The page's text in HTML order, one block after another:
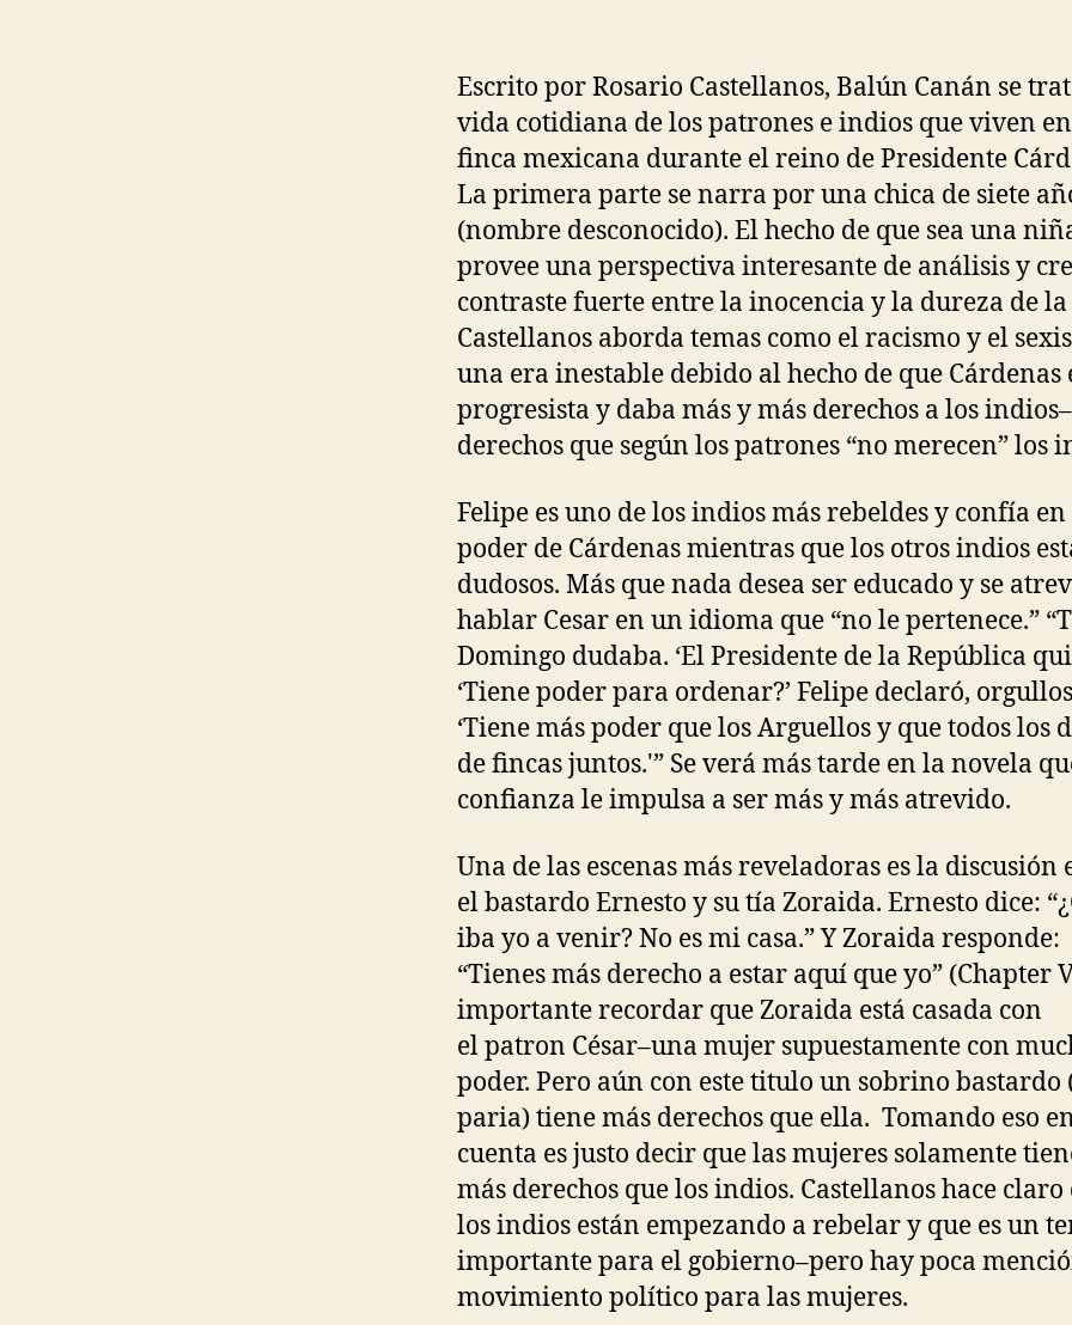
Escrito por Rosario Castellanos, Balún Canán se
vida cotidiana de los patrones e indios que viven
finca mexicana durante el reino de Presidente
La primera parte se narra por una chica de siete
(nombre desconocido). El hecho de que sea una
provee una perspectiva interesante de análisis y
contraste fuerte entre la inocencia y la dureza de
Castellanos aborda temas como el racismo y el
una era inestable debido al hecho de que Cárdenas
progresista y daba más y más derechos a los indios–
derechos que según los patrones “no merecen” los
Felipe es uno de los indios más rebeldes y confía en
poder de Cárdenas mientras que los otros indios
dudosos. Más que nada desea ser educado y se
hablar Cesar en un idioma que “no le pertenece.”
Domingo dudaba. ‘El Presidente de la República
‘Tiene poder para ordenar?’ Felipe declaró,
‘Tiene más poder que los Arguellos y que todos los
de fincas juntos.'” Se verá más tarde en la novela
confianza le impulsa a ser más y más atrevido.
Una de las escenas más reveladoras es la discusión
el bastardo Ernesto y su tía Zoraida. Ernesto dice:
iba yo a venir? No es mi casa.” Y Zoraida responde:
“Tienes más derecho a estar aquí que yo” (Chapter
importante recordar que Zoraida está casada con
el patron César–una mujer supuestamente con
poder. Pero aún con este titulo un sobrino bastardo
paria) tiene más derechos que ella. Tomando eso
cuenta es justo decir que las mujeres solamente
más derechos que los indios. Castellanos hace claro
los indios están empezando a rebelar y que es un
importante para el gobierno–pero hay poca
movimiento político para las mujeres.